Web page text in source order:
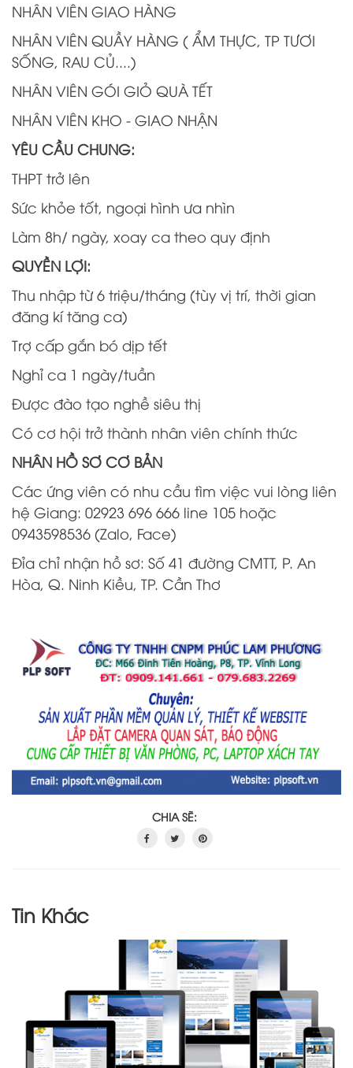
NHÂN VIÊN GIAO HÀNG
NHÂN VIÊN QUẦY HÀNG ( ẨM THỰC, TP TƯƠI
SỐNG, RAU CỦ....)
NHÂN VIÊN GÓI GIỎ QUÀ TẾT
NHÂN VIÊN KHO - GIAO NHẬN
YÊU CẦU CHUNG:
THPT trở lên
Sức khỏe tốt, ngoại hình ưa nhìn
Làm 8h/ ngày, xoay ca theo quy định
QUYỀN LỢI:
Thu nhập từ 6 triệu/tháng (tùy vị trí, thời gian
đăng kí tăng ca)
Trợ cấp gắn bó dịp tết
Nghỉ ca 1 ngày/tuần
Được đào tạo nghề siêu thị
Có cơ hội trở thành nhân viên chính thức
NHÂN HỒ SƠ CƠ BẢN
Các ứng viên có nhu cầu tìm việc vui lòng liên
hệ Giang: 02923 696 666 line 105 hoặc
0943598536 (Zalo, Face)
Đỉa chỉ nhận hồ sơ: Số 41 đường CMTT, P. An
Hòa, Q. Ninh Kiều, TP. Cần Thơ
CHIA SẼ:
Tin Khác